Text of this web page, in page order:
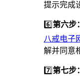
提示完成
6️⃣第六步
八戒电子
解并同意
7️⃣第七步